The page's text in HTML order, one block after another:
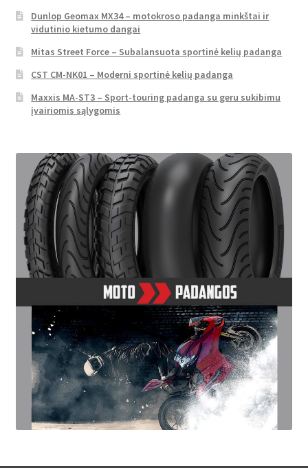
Dunlop Geomax MX34 – motokroso padanga minkštai ir
vidutinio kietumo dangai
Mitas Street Force – Subalansuota sportinė kelių padanga
CST CM-NK01 – Moderni sportinė kelių padanga
Maxxis MA-ST3 – Sport-touring padanga su geru sukibimu
įvairiomis sąlygomis